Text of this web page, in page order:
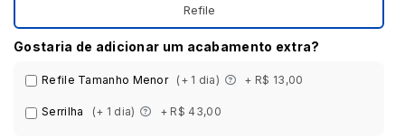
Refile
Gostaria de adicionar um acabamento extra?
Refile Tamanho Menor (+ 1 dia) + R$ 13,00
Serrilha (+ 1 dia) + R$ 43,00